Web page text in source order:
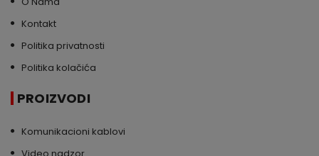
Kontakt
Politika privatnosti
Politika kolačića
PROIZVODI
Komunikacioni kablovi
Video nadzor